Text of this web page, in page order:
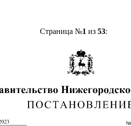
Страница №1 из 53: